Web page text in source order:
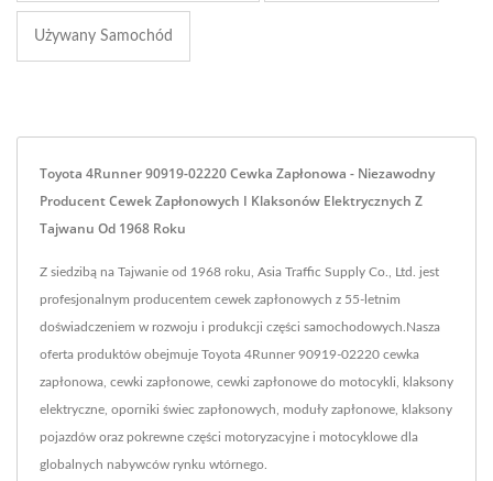
Używany Samochód
Toyota 4Runner 90919-02220 Cewka Zapłonowa - Niezawodny
Producent Cewek Zapłonowych I Klaksonów Elektrycznych Z
Tajwanu Od 1968 Roku
Z siedzibą na Tajwanie od 1968 roku, Asia Traffic Supply Co., Ltd. jest
profesjonalnym producentem cewek zapłonowych z 55-letnim
doświadczeniem w rozwoju i produkcji części samochodowych.Nasza
oferta produktów obejmuje Toyota 4Runner 90919-02220 cewka
zapłonowa, cewki zapłonowe, cewki zapłonowe do motocykli, klaksony
elektryczne, oporniki świec zapłonowych, moduły zapłonowe, klaksony
pojazdów oraz pokrewne części motoryzacyjne i motocyklowe dla
globalnych nabywców rynku wtórnego.